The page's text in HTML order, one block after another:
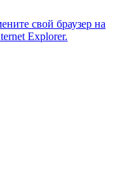
свой браузер на
Explorer.